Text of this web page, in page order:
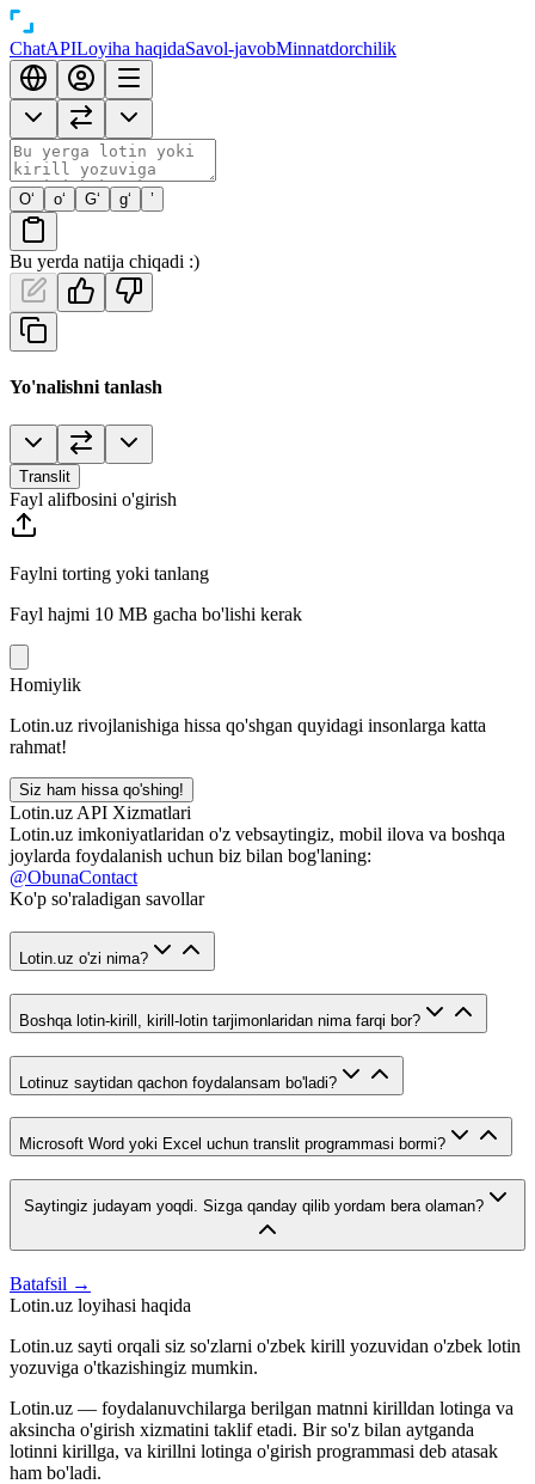
ChatAPILoyiha haqidaSavol-javobMinnatdorchilik
O‘ o‘ G‘ g‘ ’
Bu yerda natija chiqadi :)
Yo'nalishni tanlash
Translit
Fayl alifbosini o'girish
Faylni torting yoki tanlang
Fayl hajmi 10 MB gacha bo'lishi kerak
Homiylik
Lotin.uz rivojlanishiga hissa qo'shgan quyidagi insonlarga katta
rahmat!
Siz ham hissa qo'shing!
Lotin.uz API Xizmatlari
Lotin.uz imkoniyatlaridan o'z vebsaytingiz, mobil ilova va boshqa
joylarda foydalanish uchun biz bilan bog'laning:
@ObunaContact
Ko'p so'raladigan savollar
Lotin.uz o'zi nima?
Boshqa lotin-kirill, kirill-lotin tarjimonlaridan nima farqi bor?
Lotinuz saytidan qachon foydalansam bo'ladi?
Microsoft Word yoki Excel uchun translit programmasi bormi?
Saytingiz judayam yoqdi. Sizga qanday qilib yordam bera olaman?
Batafsil →
Lotin.uz loyihasi haqida
Lotin.uz sayti orqali siz so'zlarni o'zbek kirill yozuvidan o'zbek lotin
yozuviga o'tkazishingiz mumkin.
Lotin.uz — foydalanuvchilarga berilgan matnni kirilldan lotinga va
aksincha o'girish xizmatini taklif etadi. Bir so'z bilan aytganda
lotinni kirillga, va kirillni lotinga o'girish programmasi deb atasak
ham bo'ladi.